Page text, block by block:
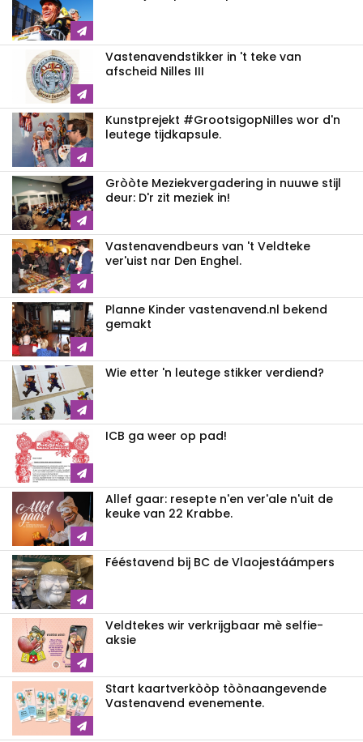
Vastenavendstikker in 't teke van
afscheid Nilles III
Kunstprejekt #GrootsigopNilles wor d'n
leutege tijdkapsule.
Gròòte Meziekvergadering in nuuwe stijl
deur: D'r zit meziek in!
Vastenavendbeurs van 't Veldteke
ver'uist nar Den Enghel.
Planne Kinder vastenavend.nl bekend
gemakt
Wie etter 'n leutege stikker verdiend?
ICB ga weer op pad!
Allef gaar: resepte n'en ver'ale n'uit de
keuke van 22 Krabbe.
Fééstavend bij BC de Vlaojestáámpers
Veldtekes wir verkrijgbaar mè selfie-
aksie
Start kaartverkòòp tòònaangevende
Vastenavend evenemente.